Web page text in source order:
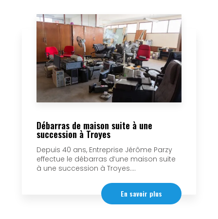
Débarras de maison suite à une
succession à Troyes
Depuis 40 ans, Entreprise Jérôme Parzy
effectue le débarras d’une maison suite
à une succession à Troyes....
En savoir plus